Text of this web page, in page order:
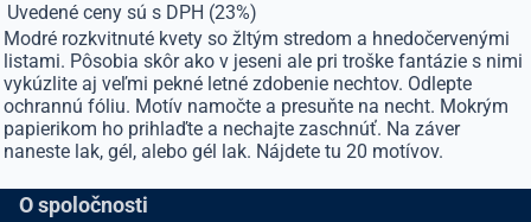
Uvedené ceny sú s DPH (23%)
Modré rozkvitnuté kvety so žltým stredom a hnedočervenými
listami. Pôsobia skôr ako v jeseni ale pri troške fantázie s nimi
vykúzlite aj veľmi pekné letné zdobenie nechtov. Odlepte
ochrannú fóliu. Motív namočte a presuňte na necht. Mokrým
papierikom ho prihlaďte a nechajte zaschnúť. Na záver
naneste lak, gél, alebo gél lak. Nájdete tu 20 motívov.
O spoločnosti